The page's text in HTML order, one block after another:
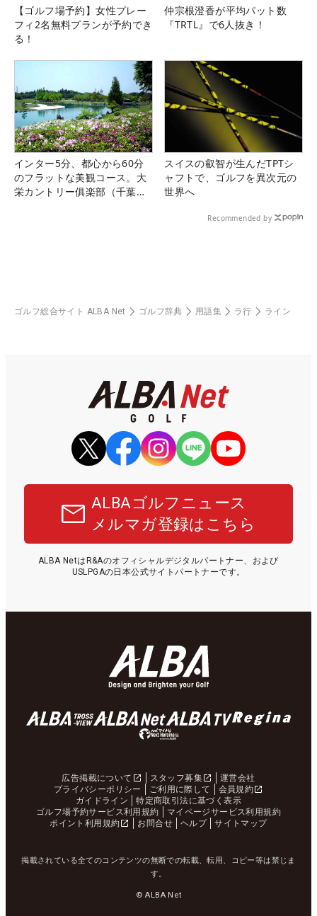
【ゴルフ場予約】女性プレー
フィ2名無料プランが予約でき
る！
仲宗根澄香が平均パット数
『TRTL』で6人抜き！
インター5分、都心から60分
のフラットな美観コース。大
栄カントリー俱楽部（千葉
スイスの叡智が生んだTPTシ
ャフトで、ゴルフを異次元の
世界へ
Recommended by
ゴルフ総合サイト ALBA Net ゴルフ辞典 用語集 ラ行 ライン
ALBAゴルフニュース
メルマガ登録はこちら
ALBA NetはR&Aのオフィシャルデジタルパートナー、および
USLPGAの日本公式サイトパートナーです。
広告掲載について スタッフ募集
運営会社
プライバシーポリシー
ご利用に際して
会員規約
ガイドライン
特定商取引法に基づく表示
ゴルフ場予約サービス利用規約
マイページサービス利用規約
ポイント利用規約
お問合せ ヘルプ サイトマップ
掲載されている全てのコンテンツの無断での転載、転用、コピー等は禁じま
す。
© ALBA Net